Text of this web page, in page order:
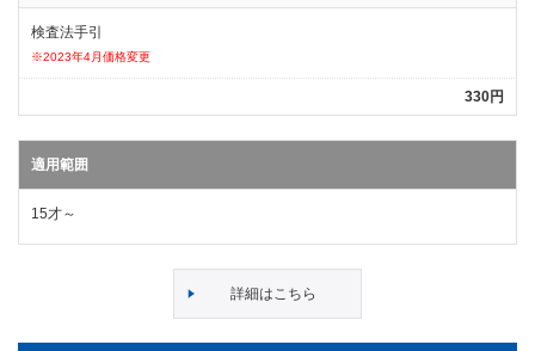
検査法手引
※2023年4月価格変更
330円
適用範囲
15才～
詳細はこちら